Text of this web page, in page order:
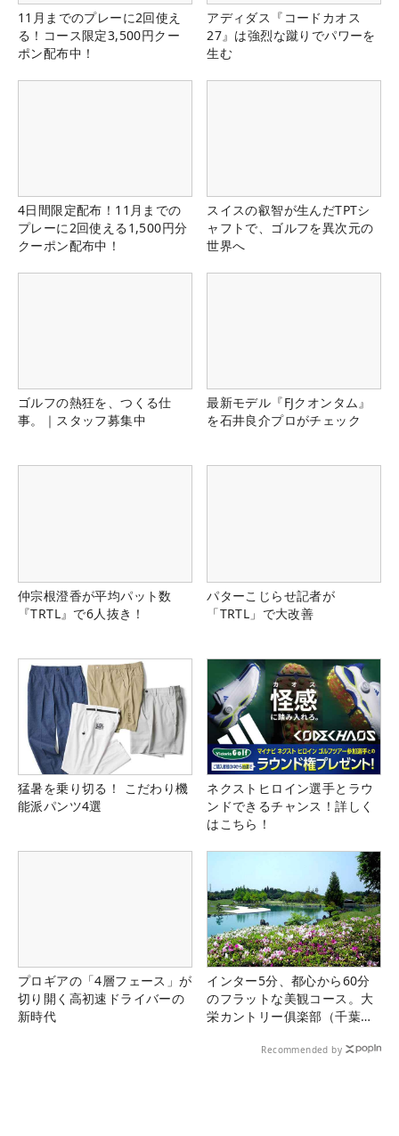
11月までのプレーに2回使え
る！コース限定3,500円クー
ポン配布中！
アディダス『コードカオス
27』は強烈な蹴りでパワーを
生む
4日間限定配布！11月までの
プレーに2回使える1,500円分
クーポン配布中！
スイスの叡智が生んだTPTシ
ャフトで、ゴルフを異次元の
世界へ
ゴルフの熱狂を、つくる仕
事。｜スタッフ募集中
最新モデル『FJクオンタム』
を石井良介プロがチェック
仲宗根澄香が平均パット数
『TRTL』で6人抜き！
パターこじらせ記者が
「TRTL」で大改善
猛暑を乗り切る！ こだわり機
能派パンツ4選
ネクストヒロイン選手とラウ
ンドできるチャンス！詳しく
はこちら！
プロギアの「4層フェース」が
切り開く高初速ドライバーの
新時代
インター5分、都心から60分
のフラットな美観コース。大
栄カントリー俱楽部（千葉
Recommended by